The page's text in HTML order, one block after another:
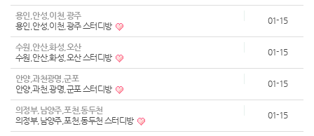
용인,안성,이천,광주
용인,안성,이천,광주 스터디방
01-15
수원,안산,화성,오산
수원,안산,화성,오산 스터디방
01-15
안양,과천광명,군포
안양,과천,광명,군포 스터디방
01-15
의정부,남양주,포천,동두천
의정부,남양주,포천,동두천 스터디방
01-15